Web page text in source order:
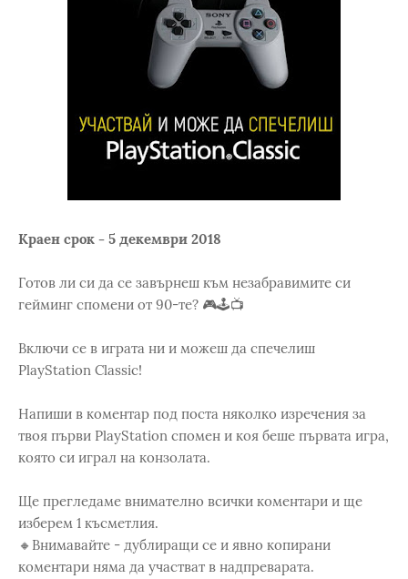
Краен срок - 5 декември 2018
Готов ли си да се завърнеш към незабравимите си
гейминг спомени от 90-те? 🎮🕹📺
Включи се в играта ни и можеш да спечелиш
PlayStation Classic!
Напиши в коментар под поста няколко изречения за
твоя първи PlayStation спомен и коя беше първата игра,
която си играл на конзолата.
Ще прегледаме внимателно всички коментари и ще
изберем 1 късметлия.
🔸Внимавайте - дублиращи се и явно копирани
коментари няма да участват в надпреварата.